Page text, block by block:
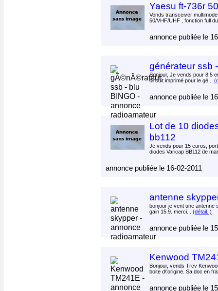
Yaesu ft-736r
Vends transceiver
50/VHF/UHF , fonction full
annonce publiée le
générateur ssb
Bonjour, Je vends pour 8,5
circuit imprimé pour le gé...
annonce publiée le
Lot de 10
bb112
Je vends pour 15 euros,
diodes Varicap BB112 de
annonce publiée le 16-02-2011
antenne
bonjour je vent une antenne
gain 15.9. merci... (détail..)
annonce publiée le
Kenwood
Bonjour, vends Trcv
boite d\'origine. Sa doc en
annonce publiée le